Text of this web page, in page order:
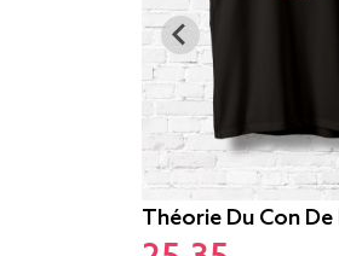
Théorie Du Con